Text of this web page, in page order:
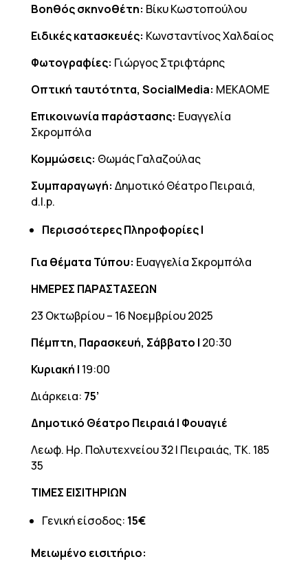
Βοηθός σκηνοθέτη: Βίκυ Κωστοπούλου
Ειδικές κατασκευές: Κωνσταντίνος Χαλδαίος
Φωτογραφίες: Γιώργος Στριφτάρης
Οπτική ταυτότητα, SocialMedia: ΜΕΚΑΟΜΕ
Επικοινωνία παράστασης: Ευαγγελία
Σκρομπόλα
Κομμώσεις: Θωμάς Γαλαζούλας
Συμπαραγωγή: Δημοτικό Θέατρο Πειραιά,
d.l.p.
Περισσότερες Πληροφορίες |
Για θέματα Τύπου: Ευαγγελία Σκρομπόλα
ΗΜΕΡΕΣ ΠΑΡΑΣΤΑΣΕΩΝ
23 Οκτωβρίου – 16 Νοεμβρίου 2025
Πέμπτη, Παρασκευή, Σάββατο | 20:30
Κυριακή | 19:00
Διάρκεια: 75’
Δημοτικό Θέατρο Πειραιά | Φουαγιέ
Λεωφ. Ηρ. Πολυτεχνείου 32 | Πειραιάς, ΤΚ. 185
35
ΤΙΜΕΣ ΕΙΣΙΤΗΡΙΩΝ
Γενική είσοδος: 15€
Μειωμένο εισιτήριο: